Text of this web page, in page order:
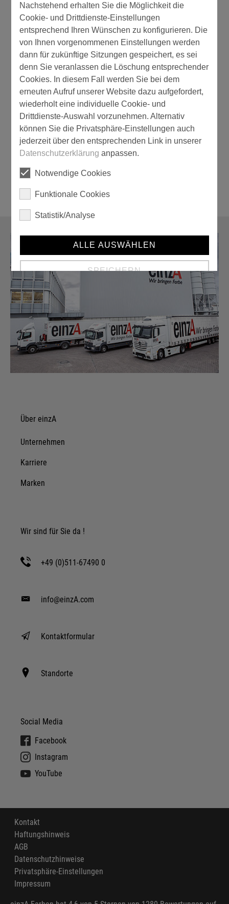
Leistenschere
Über einzA
Unternehmen
Karriere
Marken
Wir sind für Sie da !
+49 (0)511-67490 0
info@einzA.com
Kontaktformular
Standorte
Social Media
Facebook
Instagram
YouTube
Kontakt
Haftungshinweis
AGB
Datenschutzhinweise
Privatsphäre-Einstellungen
Impressum
Nachstehend erhalten Sie die Möglichkeit die
Cookie- und Drittdienste-Einstellungen
entsprechend Ihren Wünschen zu konfigurieren. Die
von Ihnen vorgenommenen Einstellungen werden
dann für zukünftige Sitzungen gespeichert, es sei
denn Sie veranlassen die Löschung entsprechender
Cookies. In diesem Fall werden Sie bei dem
erneuten Aufruf unserer Website dazu aufgefordert,
wiederholt eine individuelle Cookie- und
Drittdienste-Auswahl vorzunehmen. Alternativ
können Sie die Privatsphäre-Einstellungen auch
jederzeit über den entsprechenden Link in unserer
Datenschutzerklärung anpassen.
Notwendige Cookies
Funktionale Cookies
Statistik/Analyse
ALLE AUSWÄHLEN
SPEICHERN
Impressum|Datenschutz